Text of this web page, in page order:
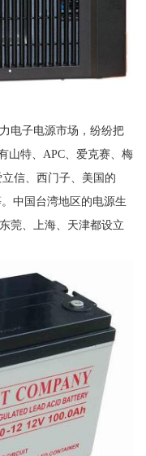
电子电源市场，纷纷把
山特、APC、爱克赛、梅
信、西门子、美国的
中国台湾地区的电源生
莞、上海、天津都设立